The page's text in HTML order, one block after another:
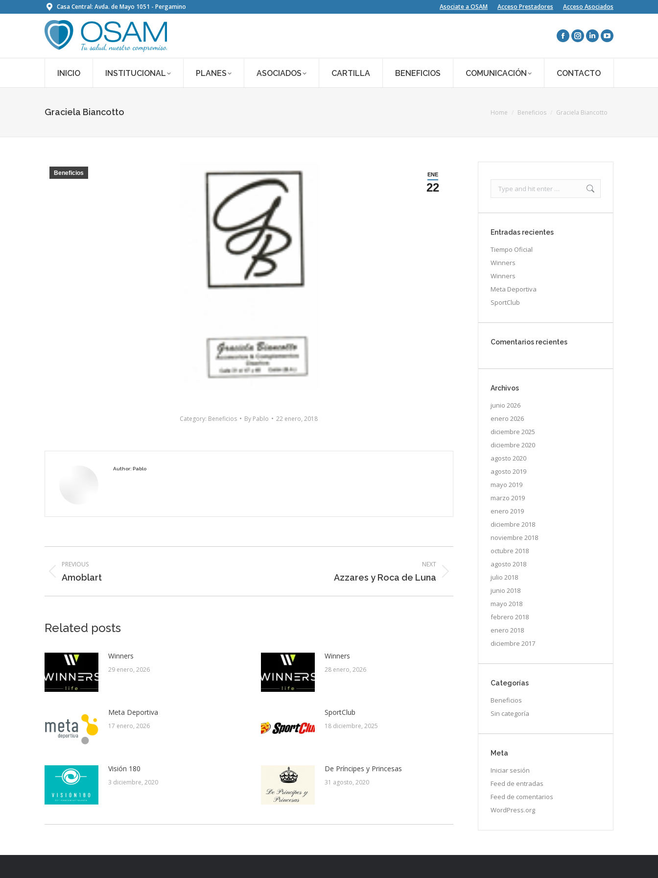
Casa Central: Avda. de Mayo 1051 - Pergamino Asociate a OSAM Acceso Prestadores Acceso Asociados
INICIO INSTITUCIONAL PLANES ASOCIADOS CARTILLA BENEFICIOS COMUNICACIÓN CONTACTO
Graciela Biancotto You are here:
Home Beneficios Graciela Biancotto
ENE
22
Beneficios
Category: Beneficios By Pablo 22 enero, 2018
Author: Pablo
navigation
PREVIOUS
Previous
Amoblart
NEXT
Azzares y Roca de Luna
Related posts
Winners
29 enero, 2026
Winners
28 enero, 2026
Meta Deportiva
17 enero, 2026
SportClub
18 diciembre, 2025
Visión 180
3 diciembre, 2020
De Príncipes y Princesas
31 agosto, 2020
Entradas recientes
Tiempo Oficial
Winners
Winners
Meta Deportiva
SportClub
Comentarios recientes
Archivos
junio 2026
enero 2026
diciembre 2025
diciembre 2020
agosto 2020
agosto 2019
mayo 2019
marzo 2019
enero 2019
diciembre 2018
noviembre 2018
octubre 2018
agosto 2018
julio 2018
junio 2018
mayo 2018
febrero 2018
enero 2018
diciembre 2017
Categorías
Beneficios
Sin categoría
Meta
Iniciar sesión
Feed de entradas
Feed de comentarios
WordPress.org